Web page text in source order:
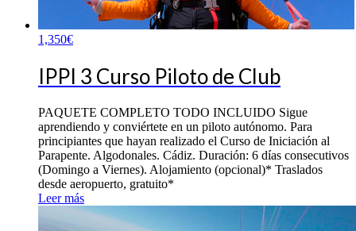
1,350€
IPPI 3 Curso Piloto de Club
PAQUETE COMPLETO TODO INCLUIDO Sigue
aprendiendo y conviértete en un piloto autónomo. Para
principiantes que hayan realizado el Curso de Iniciación al
Parapente. Algodonales. Cádiz. Duración: 6 días consecutivos
(Domingo a Viernes). Alojamiento (opcional)* Traslados
desde aeropuerto, gratuito*
Leer más